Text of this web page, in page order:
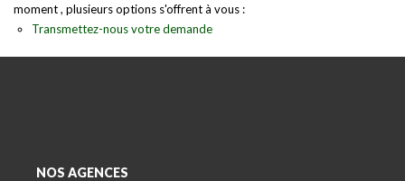
CONTACT
EN
moment , plusieurs options s'offrent à vous :
Transmettez-nous votre demande
NOS AGENCES